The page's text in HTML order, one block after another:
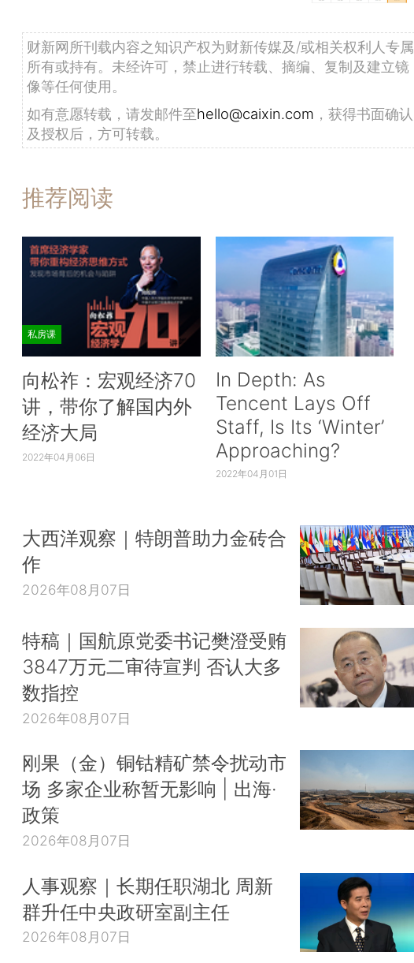
财新网所刊载内容之知识产权为财新传媒及/或相关权利人专属
所有或持有。未经许可，禁止进行转载、摘编、复制及建立镜
像等任何使用。
如有意愿转载，请发邮件至hello@caixin.com ，获得书面确认
及授权后，方可转载。
推荐阅读
私房课
向松祚：宏观经济70
讲，带你了解国内外
经济大局
2022年04月06日
In Depth: As
Tencent Lays Off
Staff, Is Its ‘Winter’
Approaching?
2022年04月01日
大西洋观察｜特朗普助力金砖合
作
2026年08月07日
特稿｜国航原党委书记樊澄受贿
3847万元二审待宣判 否认大多
数指控
2026年08月07日
刚果（金）铜钴精矿禁令扰动市
场 多家企业称暂无影响 | 出海·
政策
2026年08月07日
人事观察｜长期任职湖北 周新
群升任中央政研室副主任
2026年08月07日